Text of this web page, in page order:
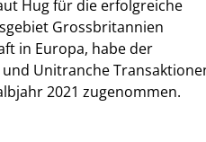
Hug für die erfolgreiche
Grossbritannien
in Europa, habe der
Unitranche
2021 zugenommen.